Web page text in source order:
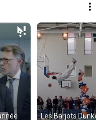
Les Barjots